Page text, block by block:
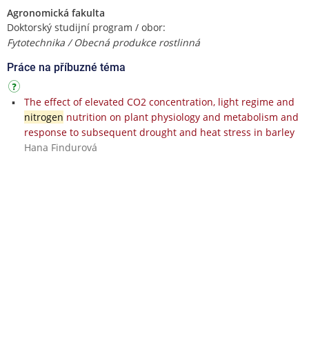
Agronomická fakulta
Doktorský studijní program / obor:
Fytotechnika / Obecná produkce rostlinná
Práce na příbuzné téma
The effect of elevated CO2 concentration, light regime and
nitrogen nutrition on plant physiology and metabolism and
response to subsequent drought and heat stress in barley
Hana Findurová